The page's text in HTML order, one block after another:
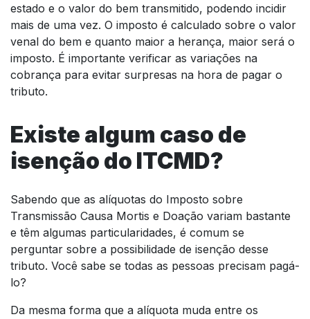
estado e o valor do bem transmitido, podendo incidir
mais de uma vez. O imposto é calculado sobre o valor
venal do bem e quanto maior a herança, maior será o
imposto. É importante verificar as variações na
cobrança para evitar surpresas na hora de pagar o
tributo.
Existe algum caso de
isenção do ITCMD?
Sabendo que as alíquotas do Imposto sobre
Transmissão Causa Mortis e Doação variam bastante
e têm algumas particularidades, é comum se
perguntar sobre a possibilidade de isenção desse
tributo. Você sabe se todas as pessoas precisam pagá-
lo?
Da mesma forma que a alíquota muda entre os